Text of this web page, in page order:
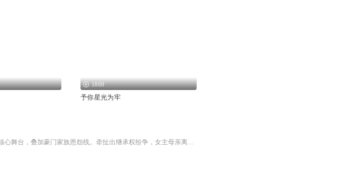
1869
予你星光为牢
作者：南巷茶茶。 以现代娱乐圈名利场为核心舞台，叠加豪门家族恩怨线。牵扯出继承权纷争，女主母亲离奇死亡等过往谜团，还融入了影后“白月光”的情感纠葛设定。属于带虐心赎感的都市言情，笔触细腻，融合甜虐交织的情感拉扯，刻画...